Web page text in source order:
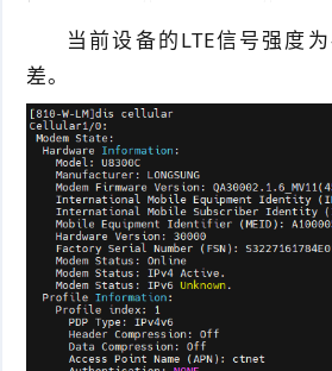
当前设备的LTE信号强度
差。